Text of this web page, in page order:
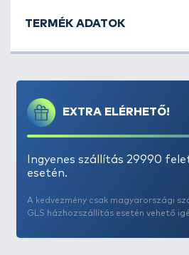
EXTRA ELÉRHETŐ!
Ingyenes szállítás 29990
esetén.
A kedvezmény csak magyarországi
GLS házhozszállítás esetén vehető
TERMÉK ADATOK